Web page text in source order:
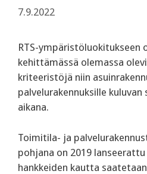
7.9.2022
RTS-ympäristöluokitukseen
kehittämässä olemassa
kriteeristöjä niin
palvelurakennuksille kuluvan
aikana.
Toimitila- ja
pohjana on 2019
hankkeiden kautta